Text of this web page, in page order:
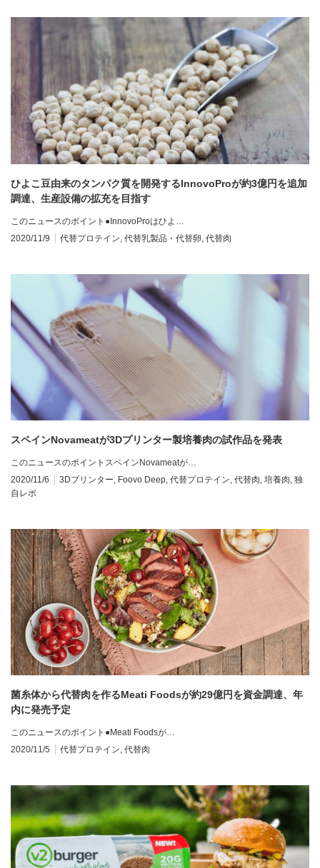
ひよこ豆由来のタンパク質を開発するInnovoProが約3億円を追加
調達、生産設備の拡充を目指す
このニュースのポイント●InnovoProはひよ…
2020/11/9
代替プロテイン 代替乳製品・代替卵 代替肉
スペインNovameatが3Dプリンター製培養肉の試作品を発表
このニュースのポイントスペインNovameatが…
2020/11/6
3Dプリンター Foovo Deep 代替プロテイン 代替肉 培養肉 独
自レポ
菌糸体から代替肉を作るMeati Foodsが約29億円を資金調達、年
内に発売予定
このニュースのポイント●Meati Foodsが…
2020/11/5
代替プロテイン, 代替肉